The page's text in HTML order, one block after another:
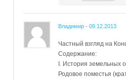
Владимир - 09.12.2013
Частный взгляд на
Содержание:
I. История земельных
Родовое поместья